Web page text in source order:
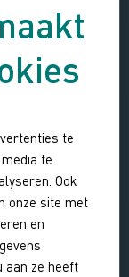
te
te
Ook
onze site met
en
aan ze heeft